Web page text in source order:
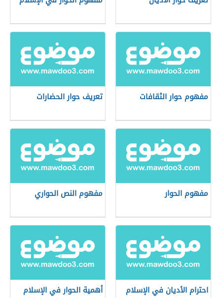
مفهوم حوار الثقافات تعريف حوار الحضارات
مفهوم الحوار مفهوم النص الحواري
احترام الأديان في الإسلام أهمية الحوار في الإسلام